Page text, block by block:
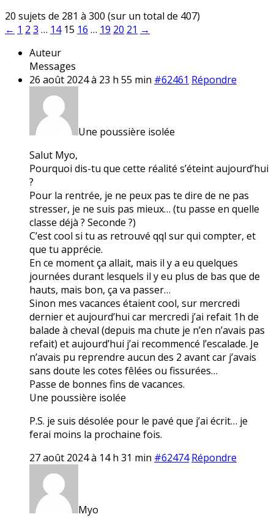
20 sujets de 281 à 300 (sur un total de 407)
← 1 2 3 … 14 15 16 … 19 20 21 →
Auteur
Messages
26 août 2024 à 23 h 55 min #62461 Répondre
Une poussière isolée
Salut Myo,
Pourquoi dis-tu que cette réalité s’éteint aujourd’hui
?
Pour la rentrée, je ne peux pas te dire de ne pas
stresser, je ne suis pas mieux… (tu passe en quelle
classe déjà ? Seconde ?)
C’est cool si tu as retrouvé qql sur qui compter, et
que tu apprécie.
En ce moment ça allait, mais il y a eu quelques
journées durant lesquels il y eu plus de bas que de
hauts, mais bon, ça va passer…
Sinon mes vacances étaient cool, sur mercredi
dernier et aujourd’hui car mercredi j’ai refait 1h de
balade à cheval (depuis ma chute je n’en n’avais pas
refait) et aujourd’hui j’ai recommencé l’escalade. Je
n’avais pu reprendre aucun des 2 avant car j’avais
sans doute les cotes fêlées ou fissurées…
Passe de bonnes fins de vacances.
Une poussière isolée
P.S. je suis désolée pour le pavé que j’ai écrit… je
ferai moins la prochaine fois.
27 août 2024 à 14 h 31 min #62474 Répondre
Myo